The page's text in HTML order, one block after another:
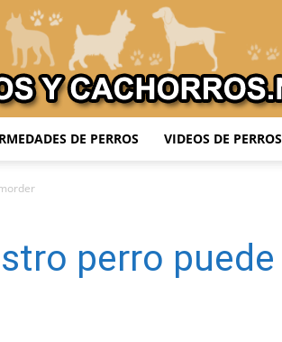
DE PERROS VIDEOS DE PERROS
perro puede